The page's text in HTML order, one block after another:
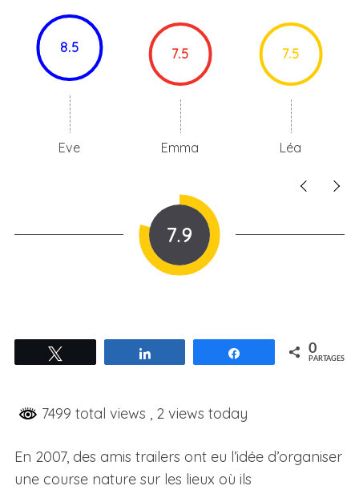
8.5
Eve
7.5
Emma
7.5
Léa
7.9
Partagez 0
PARTAGES
7499 total views , 2 views today
En 2007, des amis trailers ont eu l’idée d’organiser
une course nature sur les lieux où ils